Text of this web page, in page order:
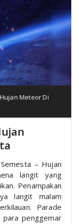
Hujan Meteor Di
– Hujan
langit yang
Penampakan
langit malam
Parade
para penggemar